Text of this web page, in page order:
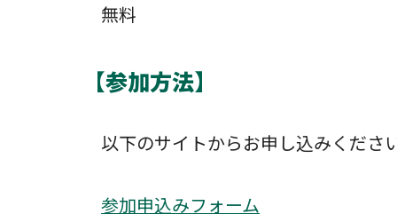
無料
【参加方法】
以下のサイトからお申し込みください
参加申込みフォーム